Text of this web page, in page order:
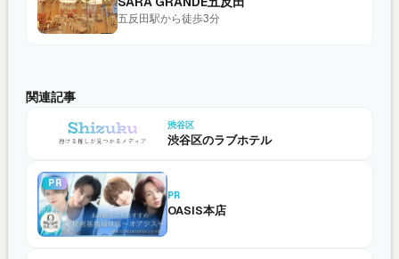
五反田駅から徒歩3分
関連記事
渋谷区
渋谷区のラブホテル
PR
PR
OASIS本店